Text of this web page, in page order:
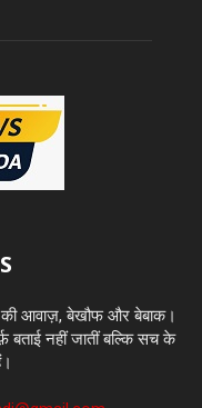
आवाज़, बेखौफ और बेबाक।
बताई नहीं जातीं बल्कि सच के